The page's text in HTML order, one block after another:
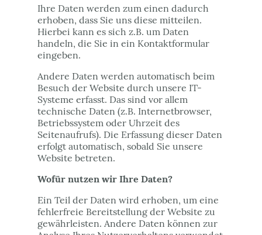
Ihre Daten werden zum einen dadurch
erhoben, dass Sie uns diese mitteilen.
Hierbei kann es sich z.B. um Daten
handeln, die Sie in ein Kontaktformular
eingeben.
Andere Daten werden automatisch beim
Besuch der Website durch unsere IT-
Systeme erfasst. Das sind vor allem
technische Daten (z.B. Internetbrowser,
Betriebssystem oder Uhrzeit des
Seitenaufrufs). Die Erfassung dieser Daten
erfolgt automatisch, sobald Sie unsere
Website betreten.
Wofür nutzen wir Ihre Daten?
Ein Teil der Daten wird erhoben, um eine
fehlerfreie Bereitstellung der Website zu
gewährleisten. Andere Daten können zur